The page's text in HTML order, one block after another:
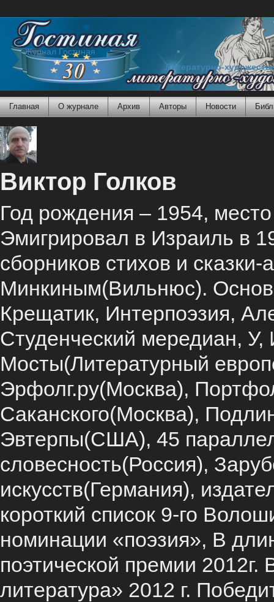
Журнал Гостиная
Литературно-
Главная О журнале Архив Авторы Новости
Виктор Голков
Год рождения – 1954,
Эмигрировал в Израиль в
сборников стихов и
Минкиным(Вильнюс).
Крещатик, Интерпоэзия,
Студенческий мередиан,
Мосты(Литературный
Эрфолг.ру(Москва),
Саканского(Москва),
Эвтерпы(США), 45
словесность(Россия),
искусств(Германия),
короткий список 9-го
номинации «поэзия», В
поэтической премии
литература» 2012 г.